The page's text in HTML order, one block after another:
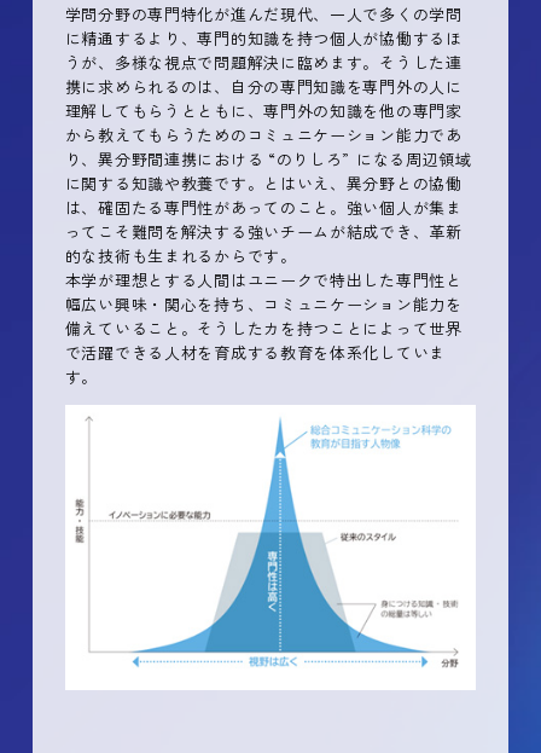
学問分野の専門特化が進んだ現代、一人で多くの学問
に精通するより、専門的知識を持つ個人が協働するほ
うが、多様な視点で問題解決に臨めます。そうした連
携に求められるのは、自分の専門知識を専門外の人に
理解してもらうとともに、専門外の知識を他の専門家
から教えてもらうためのコミュニケーション能力であ
り、異分野間連携における “のりしろ” になる周辺領域
に関する知識や教養です。とはいえ、異分野との協働
は、確固たる専門性があってのこと。強い個人が集ま
ってこそ難問を解決する強いチームが結成でき、革新
的な技術も生まれるからです。
本学が理想とする人間はユニークで特出した専門性と
幅広い興味・関心を持ち、コミュニケーション能力を
備えていること。そうしたカを持つことによって世界
で活躍できる人材を育成する教育を体系化していま
す。